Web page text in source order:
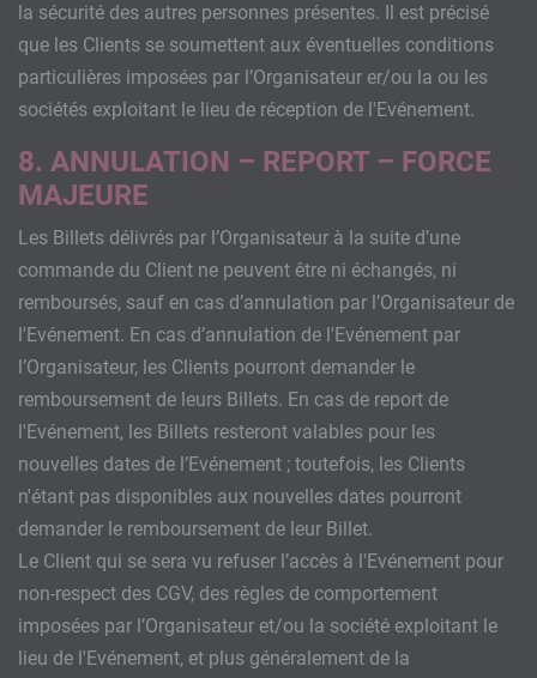
la sécurité des autres personnes présentes. Il est précisé
que les Clients se soumettent aux éventuelles conditions
particulières imposées par l’Organisateur er/ou la ou les
sociétés exploitant le lieu de réception de l'Evénement.
8. ANNULATION – REPORT – FORCE
MAJEURE
Les Billets délivrés par l’Organisateur à la suite d’une
commande du Client ne peuvent être ni échangés, ni
remboursés, sauf en cas d’annulation par l’Organisateur de
l'Evénement. En cas d’annulation de l'Evénement par
l’Organisateur, les Clients pourront demander le
remboursement de leurs Billets. En cas de report de
l'Evénement, les Billets resteront valables pour les
nouvelles dates de l’Evénement ; toutefois, les Clients
n'étant pas disponibles aux nouvelles dates pourront
demander le remboursement de leur Billet.
Le Client qui se sera vu refuser l’accès à l'Evénement pour
non-respect des CGV, des règles de comportement
imposées par l’Organisateur et/ou la société exploitant le
lieu de l'Evénement, et plus généralement de la